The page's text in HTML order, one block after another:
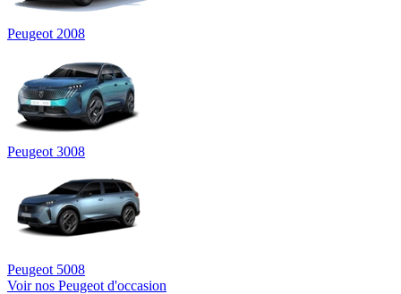
Peugeot 2008
Peugeot 3008
Peugeot 5008
Voir nos Peugeot d'occasion